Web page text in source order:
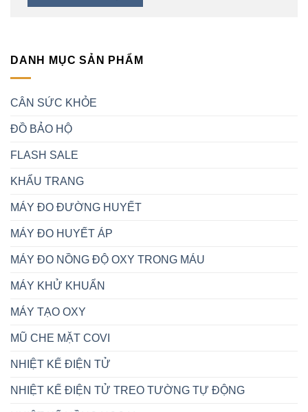
DANH MỤC SẢN PHẨM
CÂN SỨC KHỎE
ĐỒ BẢO HỘ
FLASH SALE
KHẨU TRANG
MÁY ĐO ĐƯỜNG HUYẾT
MÁY ĐO HUYẾT ÁP
MÁY ĐO NỒNG ĐỘ OXY TRONG MÁU
MÁY KHỬ KHUẨN
MÁY TẠO OXY
MŨ CHE MẶT COVI
NHIỆT KẾ ĐIỆN TỬ
NHIỆT KẾ ĐIỆN TỬ TREO TƯỜNG TỰ ĐỘNG